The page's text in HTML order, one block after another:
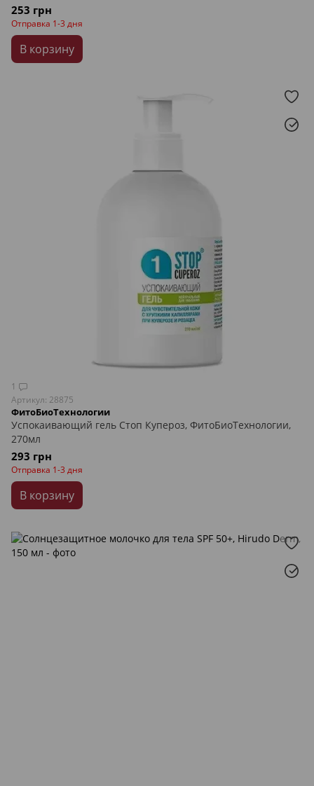
253 грн
Отправка 1-3 дня
В корзину
1
Артикул: 28875
ФитоБиоТехнологии
Успокаивающий гель Стоп Купероз, ФитоБиоТехнологии,
270мл
293 грн
Отправка 1-3 дня
В корзину